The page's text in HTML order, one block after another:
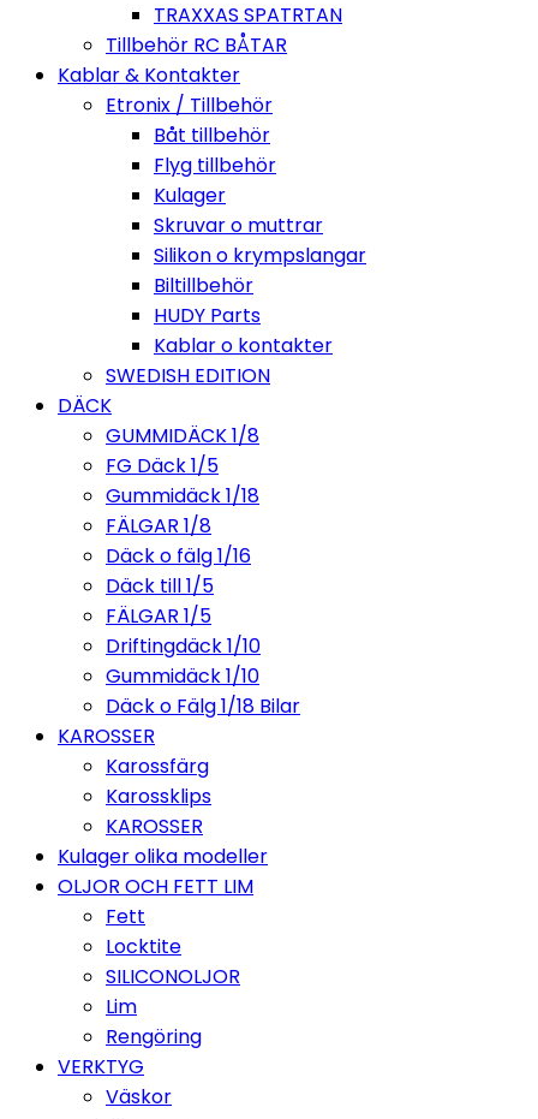
TRAXXAS SPATRTAN
Tillbehör RC BÅTAR
Kablar & Kontakter
Etronix / Tillbehör
Båt tillbehör
Flyg tillbehör
Kulager
Skruvar o muttrar
Silikon o krympslangar
Biltillbehör
HUDY Parts
Kablar o kontakter
SWEDISH EDITION
DÄCK
GUMMIDÄCK 1/8
FG Däck 1/5
Gummidäck 1/18
FÄLGAR 1/8
Däck o fälg 1/16
Däck till 1/5
FÄLGAR 1/5
Driftingdäck 1/10
Gummidäck 1/10
Däck o Fälg 1/18 Bilar
KAROSSER
Karossfärg
Karossklips
KAROSSER
Kulager olika modeller
OLJOR OCH FETT LIM
Fett
Locktite
SILICONOLJOR
Lim
Rengöring
VERKTYG
Väskor